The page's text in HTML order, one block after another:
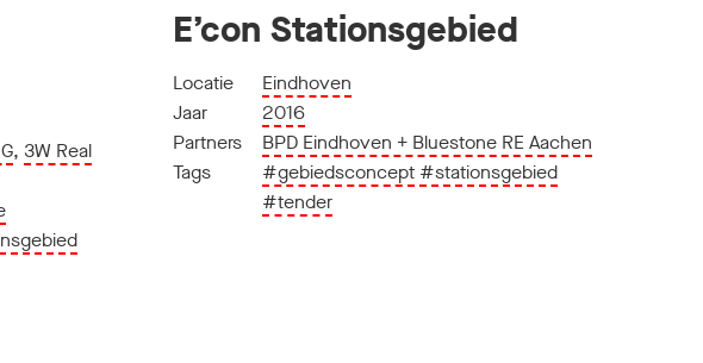
, 3W Real
E’con Stationsgebied
Locatie
Eindhoven
Jaar
2016
Partners
BPD Eindhoven + Bluestone RE Aachen
Tags
#gebiedsconcept #stationsgebied
#tender